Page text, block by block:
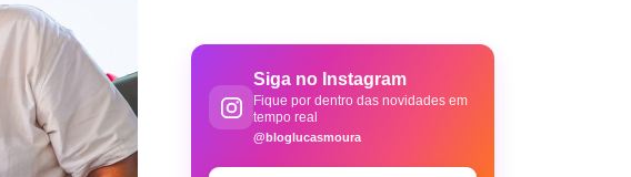
Siga no Instagram
Fique por dentro das novidades em
tempo real
@bloglucasmoura